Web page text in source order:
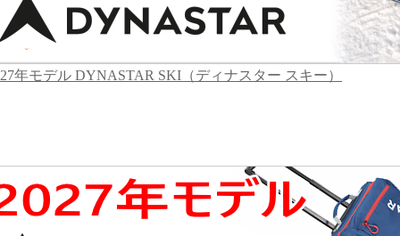
年モデル DYNASTAR SKI（ディナスター スキー）